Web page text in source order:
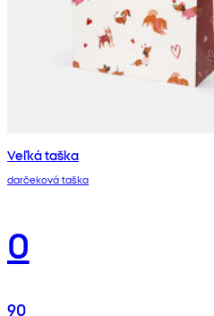
Veľká taška
darčeková taška
0
90